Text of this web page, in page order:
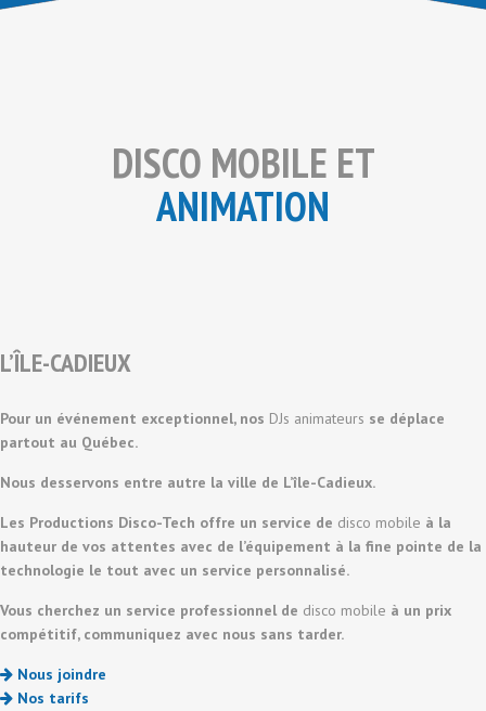
DISCO MOBILE ET
ANIMATION
L’ÎLE-CADIEUX
Pour un événement exceptionnel, nos DJs animateurs se déplace
partout au Québec.
Nous desservons entre autre la ville de L’île-Cadieux.
Les Productions Disco-Tech offre un service de disco mobile à la
hauteur de vos attentes avec de l’équipement à la fine pointe de la
technologie le tout avec un service personnalisé.
Vous cherchez un service professionnel de disco mobile à un prix
compétitif, communiquez avec nous sans tarder.
Nous joindre
Nos tarifs